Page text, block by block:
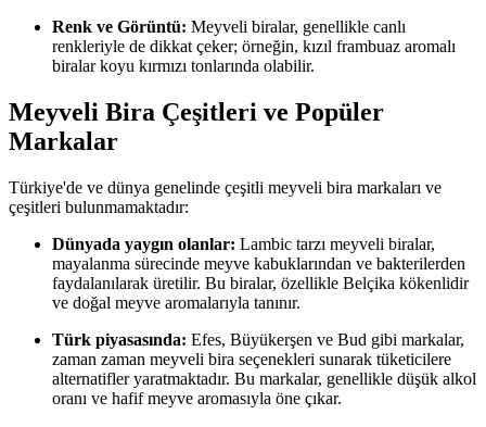
Renk ve Görüntü: Meyveli biralar, genellikle canlı
renkleriyle de dikkat çeker; örneğin, kızıl frambuaz aromalı
biralar koyu kırmızı tonlarında olabilir.
Meyveli Bira Çeşitleri ve Popüler
Markalar
Türkiye'de ve dünya genelinde çeşitli meyveli bira markaları ve
çeşitleri bulunmamaktadır:
Dünyada yaygın olanlar: Lambic tarzı meyveli biralar,
mayalanma sürecinde meyve kabuklarından ve bakterilerden
faydalanılarak üretilir. Bu biralar, özellikle Belçika kökenlidir
ve doğal meyve aromalarıyla tanınır.
Türk piyasasında: Efes, Büyükerşen ve Bud gibi markalar,
zaman zaman meyveli bira seçenekleri sunarak tüketicilere
alternatifler yaratmaktadır. Bu markalar, genellikle düşük alkol
oranı ve hafif meyve aromasıyla öne çıkar.